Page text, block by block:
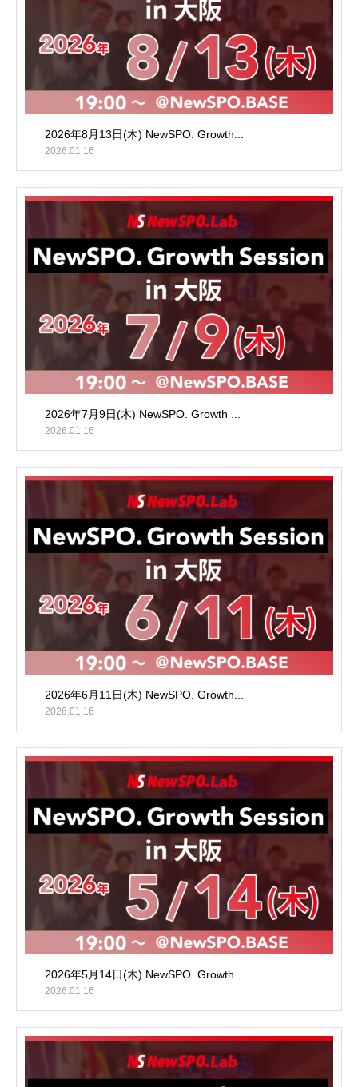
2026年8月13日(木) NewSPO. Growth...
2026.01.16
2026年7月9日(木) NewSPO. Growth ...
2026.01.16
2026年6月11日(木) NewSPO. Growth...
2026.01.16
2026年5月14日(木) NewSPO. Growth...
2026.01.16